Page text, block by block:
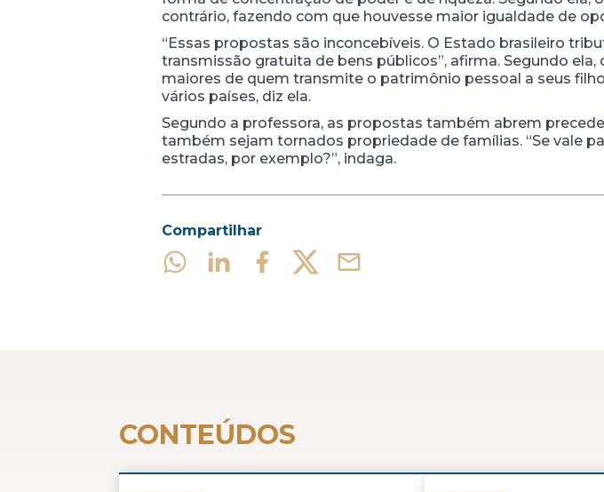
contrário, fazendo com que houvesse maior igualdade de
“Essas propostas são inconcebíveis. O Estado brasileiro
transmissão gratuita de bens públicos”, afirma. Segundo
maiores de quem transmite o patrimônio pessoal a seus
vários países, diz ela.
Segundo a professora, as propostas também abrem
também sejam tornados propriedade de famílias. “Se vale
estradas, por exemplo?”, indaga.
Compartilhar
CONTEÚDOS